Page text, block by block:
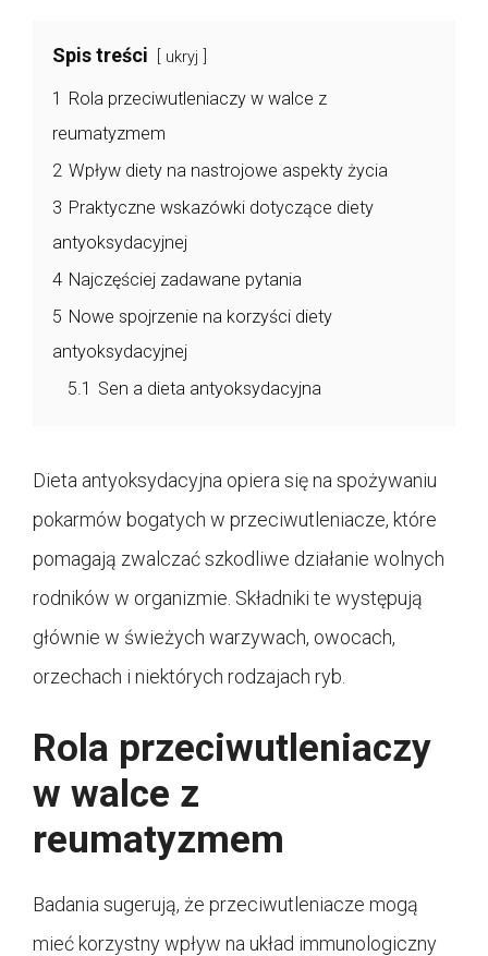
Spis treści ukryj
1 Rola przeciwutleniaczy w walce z
reumatyzmem
2 Wpływ diety na nastrojowe aspekty życia
3 Praktyczne wskazówki dotyczące diety
antyoksydacyjnej
4 Najczęściej zadawane pytania
5 Nowe spojrzenie na korzyści diety
antyoksydacyjnej
5.1 Sen a dieta antyoksydacyjna
Dieta antyoksydacyjna opiera się na spożywaniu
pokarmów bogatych w przeciwutleniacze, które
pomagają zwalczać szkodliwe działanie wolnych
rodników w organizmie. Składniki te występują
głównie w świeżych warzywach, owocach,
orzechach i niektórych rodzajach ryb.
Rola przeciwutleniaczy
w walce z
reumatyzmem
Badania sugerują, że przeciwutleniacze mogą
mieć korzystny wpływ na układ immunologiczny